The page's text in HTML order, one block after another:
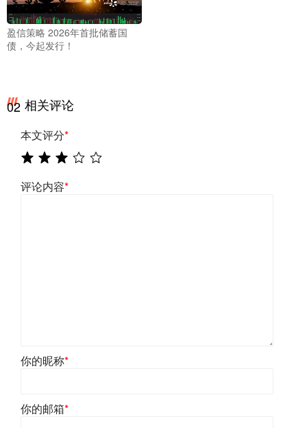
盈信策略 2026年首批储蓄国
债，今起发行！
02 相关评论
本文评分*
评论内容*
你的昵称*
你的邮箱*